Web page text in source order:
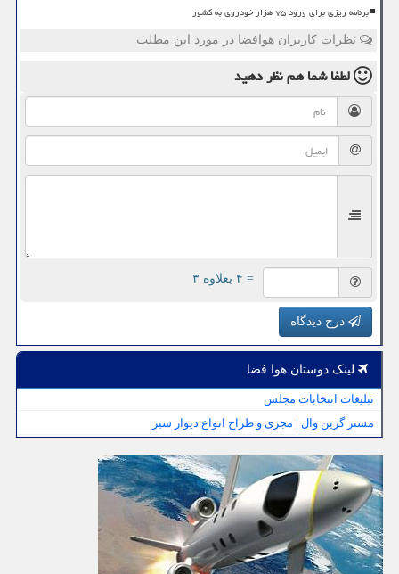
برنامه ریزی برای ورود ۷۵ هزار خودروی به کشور
نظرات کاربران هوافضا در مورد این مطلب
لطفا شما همنظر دهید
= ۴ بعلاوه ۳
درج دیدگاه
لینک دوستان هوا فضا
تبلیغات انتخابات مجلس
مستر گرین وال | مجری و طراح انواع دیوار سبز